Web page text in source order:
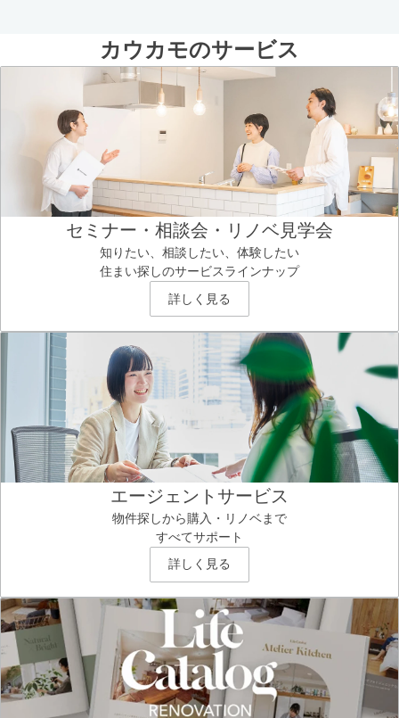
カウカモのサービス
セミナー・相談会・リノベ見学会
知りたい、相談したい、体験したい
住まい探しのサービスラインナップ
詳しく見る
エージェントサービス
物件探しから購入・リノベまで
すべてサポート
詳しく見る